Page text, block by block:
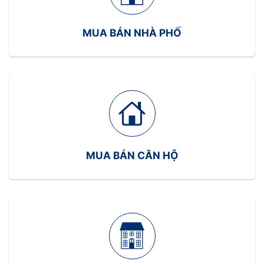
Đảm bảo tuân thủ các quy định pháp lý
Sự thành công của dự án phụ thuộc rất lớn vào
Khía cạnh pháp lý đóng vai trò quan trọng trong
việc đảm bảo tính hợp pháp và bảo vệ quyền lợi
của các bên liên quan trong dự án bất động sản.
Việc tuân thủ các quy định pháp luật không chỉ
giúp dự án tránh được rủi ro pháp lý mà còn tăng
cường niềm tin của nhà đầu tư và khách hàng .
Giấy chứng nhận quyền sử dụng đất là một trong
những tài liệu pháp lý quan trọng nhất trong dự án
MUA BÁN NHÀ PHỐ
MUA BÁN CĂN HỘ